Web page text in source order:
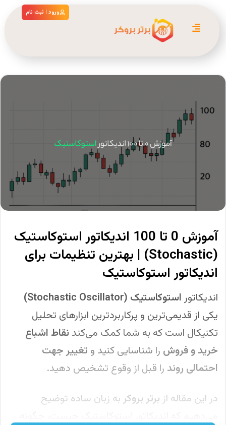
ورود | ثبت نام
آموزش 0 تا 100 اندیکاتور استوکاستیک
(Stochastic) | بهترین تنظیمات برای
اندیکاتور استوکاستیک
اندیکاتوراستوکاستیک (Stochastic Oscillator)
یکی از قدیمی‌ترین و پرکاربردترین ابزارهای تحلیل
تکنیکال است که به شما کمک می‌کندنقاط اشباع
خرید و فروش را شناسایی کنید و تغییر جهت
احتمالی روند را قبل از وقوع تشخیص دهید.
در این مقاله از برتر بروکربه زبان ساده توضیح